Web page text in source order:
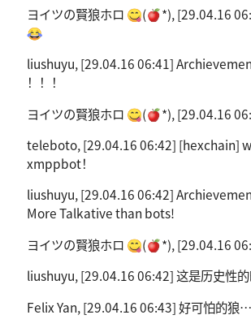
ヨイツの賢狼ホロ 😋(🍎*), [29.04.16
😂
liushuyu, [29.04.16 06:41]
！！！
ヨイツの賢狼ホロ 😋(🍎*), [29.04.16
teleboto, [29.04.16 06:42] [hexchain]
xmppbot！
liushuyu, [29.04.16 06:42]
More Talkative than bots!
ヨイツの賢狼ホロ 😋(🍎*), [29.04.16
liushuyu, [29.04.16 06:42] 这是历史性
Felix Yan, [29.04.16 06:43] 好可怕的